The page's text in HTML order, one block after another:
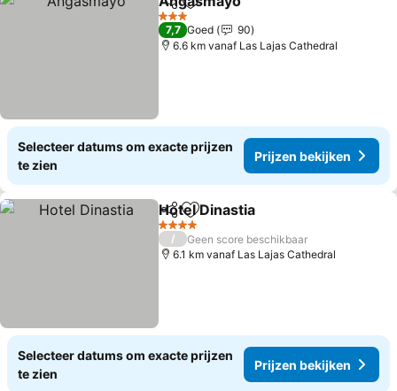
DelenToevoegen aan favorieten
3 Sterren
7,7 Goed
90
6.6 km vanaf Las Lajas Cathedral
Selecteer datums om exacte prijzen
te zien
Prijzen bekijken
DelenToevoegen aan favorieten
Hotel Dinastia
4 Sterren
/
Geen score beschikbaar
6.1 km vanaf Las Lajas Cathedral
Selecteer datums om exacte prijzen
te zien
Prijzen bekijken